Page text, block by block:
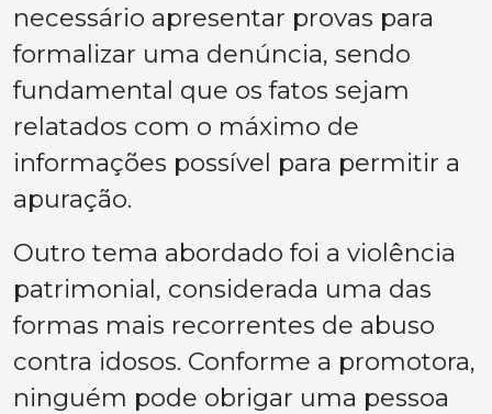
necessário apresentar provas para
formalizar uma denúncia, sendo
fundamental que os fatos sejam
relatados com o máximo de
informações possível para permitir a
apuração.
Outro tema abordado foi a violência
patrimonial, considerada uma das
formas mais recorrentes de abuso
contra idosos. Conforme a promotora,
ninguém pode obrigar uma pessoa